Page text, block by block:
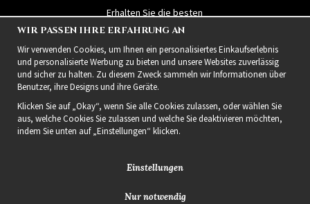
Erhalten Sie die besten
Angebote und spannende
neue Produkte!
WIR PASSEN IHRE ERFAHRUNG AN
Wir verwenden Cookies, um Ihnen ein personalisiertes Einkaufserlebnis
und personalisierte Werbung zu bieten und unsere Websites zuverlässig
und sicher zu halten. Zu diesem Zweck sammeln wir Informationen über
Benutzer, ihre Designs und ihre Geräte.
Klicken Sie auf „Okay“, wenn Sie alle Cookies zulassen, oder wählen Sie
aus, welche Cookies Sie zulassen und welche Sie deaktivieren möchten,
indem Sie unten auf „Einstellungen“ klicken.
Einstellungen
Nur notwendig